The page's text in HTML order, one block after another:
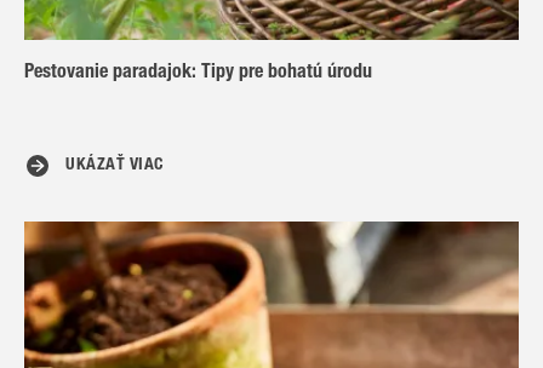
Pestovanie paradajok: Tipy pre bohatú úrodu
UKÁZAŤ VIAC